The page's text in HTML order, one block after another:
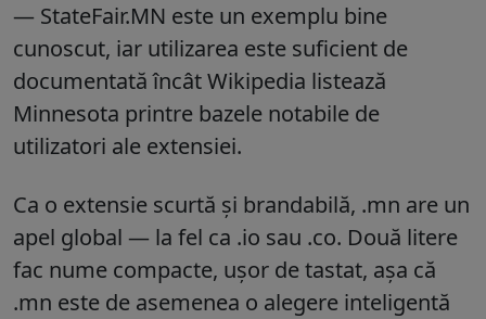
— StateFair.MN este un exemplu bine
cunoscut, iar utilizarea este suficient de
documentată încât Wikipedia listează
Minnesota printre bazele notabile de
utilizatori ale extensiei.
Ca o extensie scurtă și brandabilă, .mn are un
apel global — la fel ca .io sau .co. Două litere
fac nume compacte, ușor de tastat, așa că
.mn este de asemenea o alegere inteligentă